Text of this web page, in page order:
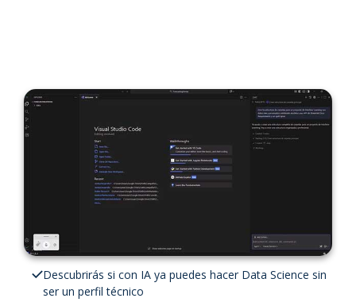
Descubrirás si con IA ya puedes hacer Data Science sin
ser un perfil técnico